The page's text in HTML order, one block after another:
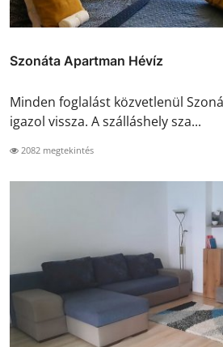
Szonáta Apartman Hévíz
Minden foglalást közvetlenül
igazol vissza. A szálláshely sza...
2082 megtekintés